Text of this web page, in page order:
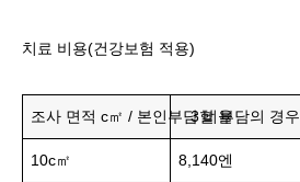
치료 비용(건강보험 적용)
조사 면적 c㎡ / 본인부담 비율3할 부담의 경우
10c㎡ 8,140엔